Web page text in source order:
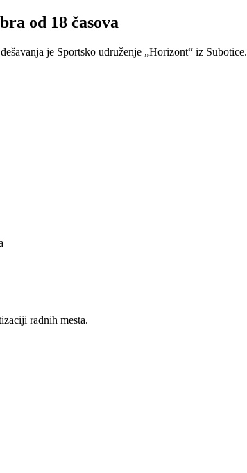
od 18 časova
je Sportsko udruženje „Horizont“ iz Subotice.
radnih mesta.